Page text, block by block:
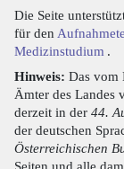
Die Seite
für den
Medizinstudium .
Hinweis: Das vom
Ämter des Landes
derzeit in der 44.
der deutschen
Österreichischen
Seiten und alle